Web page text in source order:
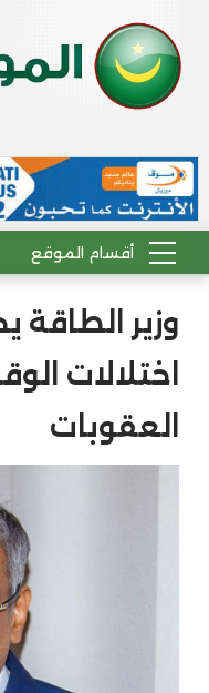
وزير الطاقة
اختلالات
العقوبات